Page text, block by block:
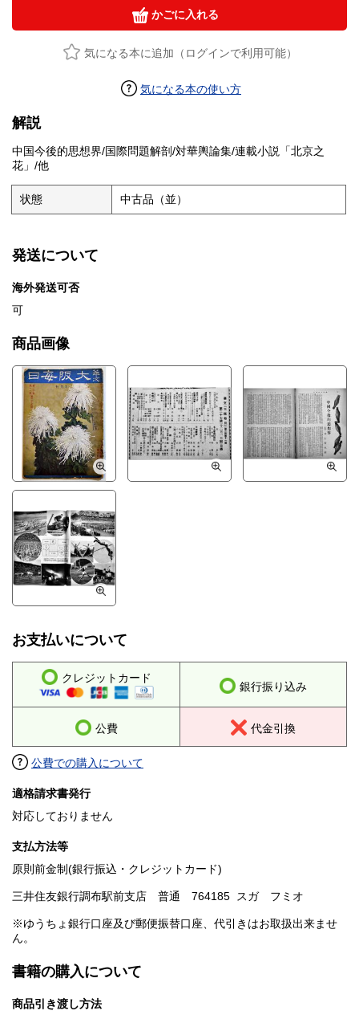
かごに入れる
気になる本に追加（ログインで利用可能）
気になる本の使い方
解説
中国今後的思想界/国際問題解剖/対華輿論集/連載小説「北京之
花」/他
状態 中古品（並）
発送について
海外発送可否
可
商品画像
お支払いについて
クレジットカード
銀行振り込み
公費 代金引換
公費での購入について
適格請求書発行
対応しておりません
支払方法等
原則前金制(銀行振込・クレジットカード)
三井住友銀行調布駅前支店 普通 764185 スガ フミオ
※ゆうちょ銀行口座及び郵便振替口座、代引きはお取扱出来ませ
ん。
書籍の購入について
商品引き渡し方法